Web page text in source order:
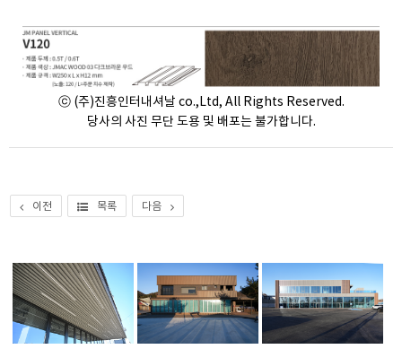
ⓒ (주)진흥인터내셔날 co.,Ltd, All Rights Reserved.
당사의 사진 무단 도용 및 배포는 불가합니다.
이전 목록 다음